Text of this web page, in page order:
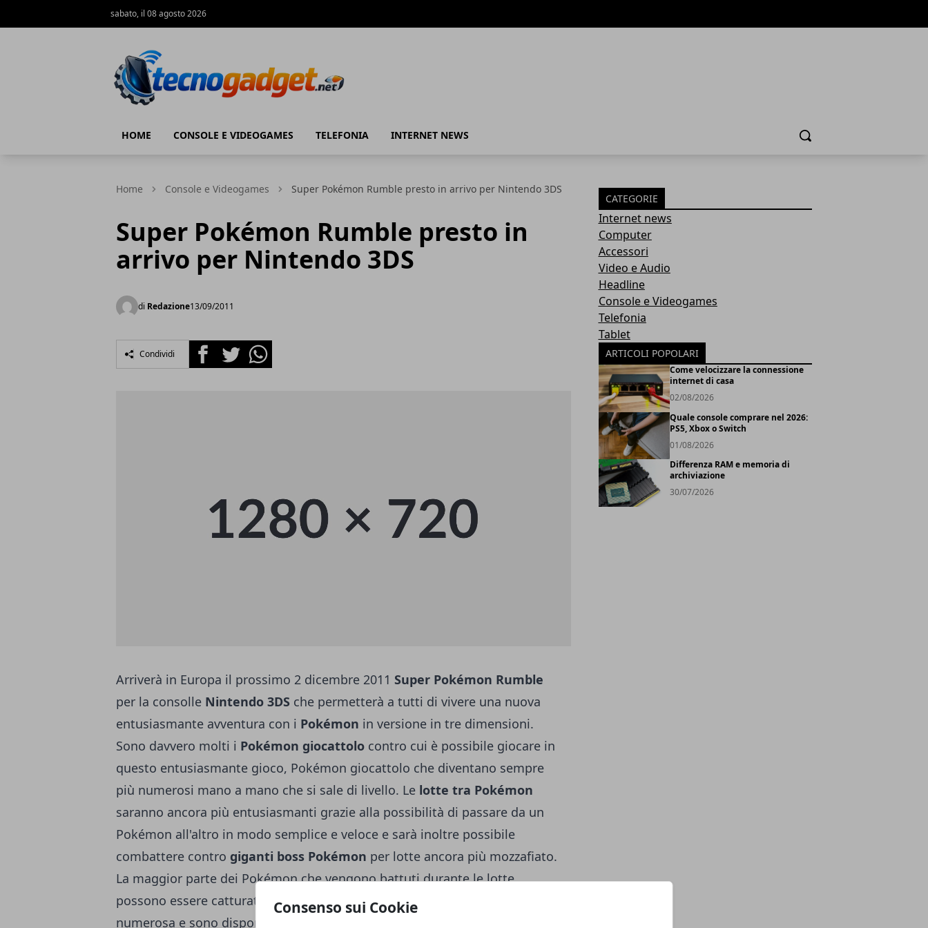
Consenso sui Cookie
sabato, il 08 agosto 2026
HOME CONSOLE E VIDEOGAMES TELEFONIA INTERNET NEWS Cerca
Home Console e Videogames Super Pokémon Rumble presto in arrivo per Nintendo 3DS
Super Pokémon Rumble presto in
arrivo per Nintendo 3DS
di Redazione13/09/2011
Condividi FacebookTwitterWhatsapp
Arriverà in Europa il prossimo 2 dicembre 2011 Super Pokémon Rumble
per la consolle Nintendo 3DS che permetterà a tutti di vivere una nuova
entusiasmante avventura con i Pokémon in versione in tre dimensioni.
Sono davvero molti i Pokémon giocattolo contro cui è possibile giocare in
questo entusiasmante gioco, Pokémon giocattolo che diventano sempre
più numerosi mano a mano che si sale di livello. Le lotte tra Pokémon
saranno ancora più entusiasmanti grazie alla possibilità di passare da un
Pokémon all'altro in modo semplice e veloce e sarà inoltre possibile
combattere contro giganti boss Pokémon per lotte ancora più mozzafiato.
La maggior parte dei Pokémon che vengono battuti durante le lotte
possono essere catturati per arrivare ad avere una squadra ancora più
numerosa e sono disponibili anche Pokémon speciali tutti da collezionare.
CATEGORIE
Internet news
Computer
Accessori
Video e Audio
Headline
Console e Videogames
Telefonia
Tablet
ARTICOLI POPOLARI
Come velocizzare la connessione
internet di casa
02/08/2026
Quale console comprare nel 2026:
PS5, Xbox o Switch
01/08/2026
Differenza RAM e memoria di
archiviazione
30/07/2026